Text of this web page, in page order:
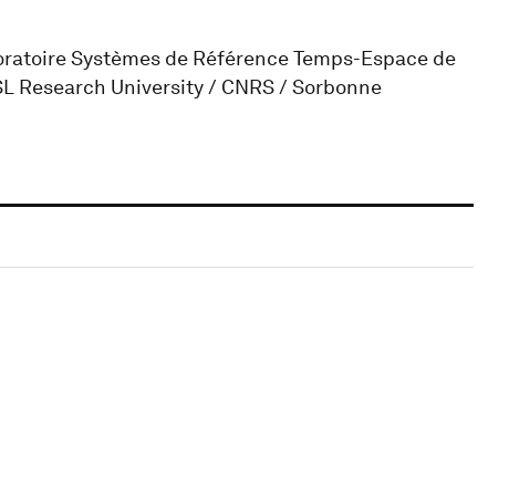
Systèmes de Référence Temps-Espace de
Research University / CNRS / Sorbonne